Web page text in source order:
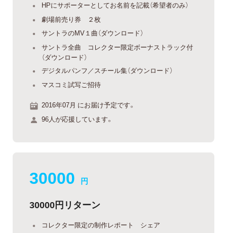
HPにサポーターとしてお名前を記載（希望者のみ）
劇場前売り券 ２枚
サントラのMV１曲（ダウンロード）
サントラ全曲 コレクター限定ボーナストラック付
（ダウンロード）
デジタルパンフ／スチール集（ダウンロード）
マスコミ試写ご招待
2016年07月 にお届け予定です。
96人が応援しています。
30000 円
30000円リターン
コレクター限定の制作レポート シェア